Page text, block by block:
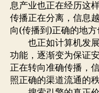
息产业也正在经历这
传播正在分离，信息
向(传播到)正确的地方
也正如计算机发展
功能，逐渐变为保证
正在转向准确传播，
照正确的渠道流通的